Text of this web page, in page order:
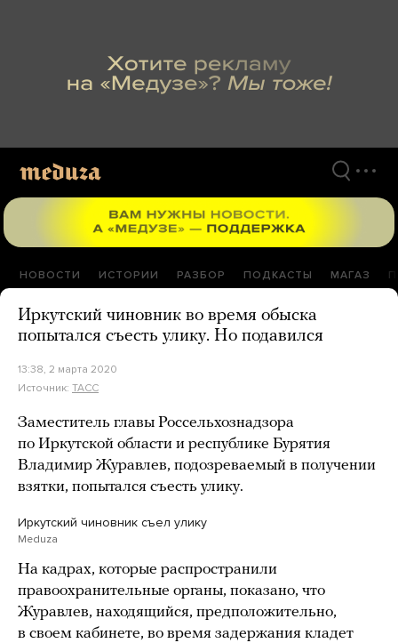
НОВОСТИ ИСТОРИИ РАЗБОР ПОДКАСТЫ МАГАЗ
Иркутский чиновник во время обыска
попытался съесть улику. Но подавился
13:38, 2 марта 2020
Источник: ТАСС
Заместитель главы Россельхознадзора
по Иркутской области и республике Бурятия
Владимир Журавлев, подозреваемый в получении
взятки, попытался съесть улику.
Иркутский чиновник съел улику
Meduza
На кадрах, которые распространили
правоохранительные органы, показано, что
Журавлев, находящийся, предположительно,
в своем кабинете, во время задержания кладет